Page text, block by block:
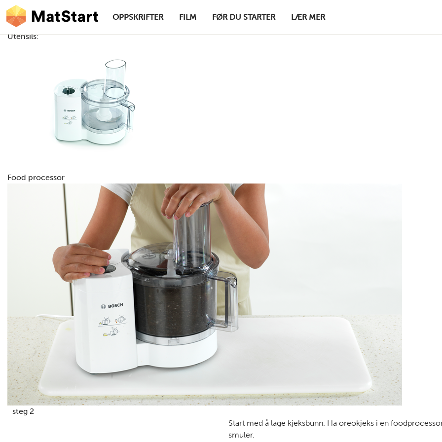
Hopp til hovedinnhold
hovednavigasjonsskrivebordsversjon
OPPSKRIFTER FILM FØR DU STARTER LÆR MER
Utensils:
Food processor
steg 2
Start med å lage kjeksbunn. Ha oreokjeks i en
smuler.